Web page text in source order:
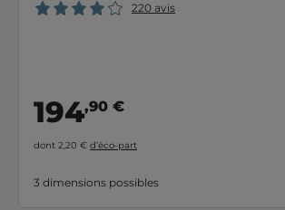
220 avis
194,90 €
dont 2,20 € d’éco-part
3 dimensions possibles